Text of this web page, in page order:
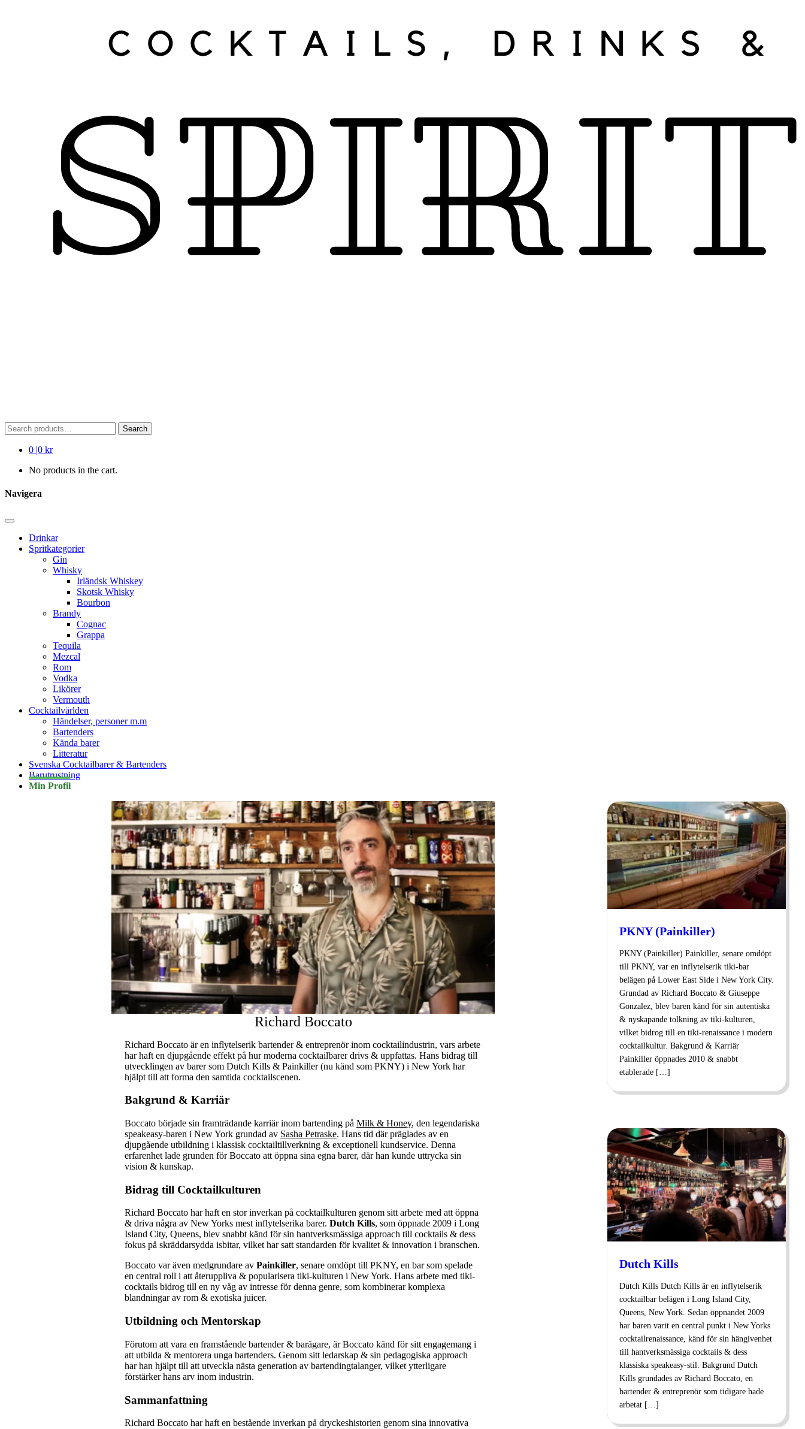
Search
for:
Search
0 |0 kr
No products in the cart.
Navigera
Drinkar
Spritkategorier
Gin
Whisky
Irländsk Whiskey
Skotsk Whisky
Bourbon
Brandy
Cognac
Grappa
Tequila
Mezcal
Rom
Vodka
Likörer
Vermouth
Cocktailvärlden
Händelser, personer m.m
Bartenders
Kända barer
Litteratur
Svenska Cocktailbarer & Bartenders
Barutrustning
Min Profil
Richard Boccato
Richard Boccato är en inflytelserik bartender & entreprenör inom cocktailindustrin, vars arbete
har haft en djupgående effekt på hur moderna cocktailbarer drivs & uppfattas. Hans bidrag till
utvecklingen av barer som Dutch Kills & Painkiller (nu känd som PKNY) i New York har
hjälpt till att forma den samtida cocktailscenen.
Bakgrund & Karriär
Boccato började sin framträdande karriär inom bartending på Milk & Honey, den legendariska
speakeasy-baren i New York grundad av Sasha Petraske. Hans tid där präglades av en
djupgående utbildning i klassisk cocktailtillverkning & exceptionell kundservice. Denna
erfarenhet lade grunden för Boccato att öppna sina egna barer, där han kunde uttrycka sin
vision & kunskap.
Bidrag till Cocktailkulturen
Richard Boccato har haft en stor inverkan på cocktailkulturen genom sitt arbete med att öppna
& driva några av New Yorks mest inflytelserika barer. Dutch Kills, som öppnade 2009 i Long
Island City, Queens, blev snabbt känd för sin hantverksmässiga approach till cocktails & dess
fokus på skräddarsydda isbitar, vilket har satt standarden för kvalitet & innovation i branschen.
Boccato var även medgrundare av Painkiller, senare omdöpt till PKNY, en bar som spelade
en central roll i att återuppliva & popularisera tiki-kulturen i New York. Hans arbete med tiki-
cocktails bidrog till en ny våg av intresse för denna genre, som kombinerar komplexa
blandningar av rom & exotiska juicer.
Utbildning och Mentorskap
Förutom att vara en framstående bartender & barägare, är Boccato känd för sitt engagemang i
att utbilda & mentorera unga bartenders. Genom sitt ledarskap & sin pedagogiska approach
har han hjälpt till att utveckla nästa generation av bartendingtalanger, vilket ytterligare
förstärker hans arv inom industrin.
Sammanfattning
Richard Boccato har haft en bestående inverkan på dryckeshistorien genom sina innovativa
PKNY (Painkiller)
PKNY (Painkiller) Painkiller, senare omdöpt
till PKNY, var en inflytelserik tiki-bar
belägen på Lower East Side i New York City.
Grundad av Richard Boccato & Giuseppe
Gonzalez, blev baren känd för sin autentiska
& nyskapande tolkning av tiki-kulturen,
vilket bidrog till en tiki-renaissance i modern
cocktailkultur. Bakgrund & Karriär
Painkiller öppnades 2010 & snabbt
etablerade […]
Dutch Kills
Dutch Kills Dutch Kills är en inflytelserik
cocktailbar belägen i Long Island City,
Queens, New York. Sedan öppnandet 2009
har baren varit en central punkt i New Yorks
cocktailrenaissance, känd för sin hängivenhet
till hantverksmässiga cocktails & dess
klassiska speakeasy-stil. Bakgrund Dutch
Kills grundades av Richard Boccato, en
bartender & entreprenör som tidigare hade
arbetat […]